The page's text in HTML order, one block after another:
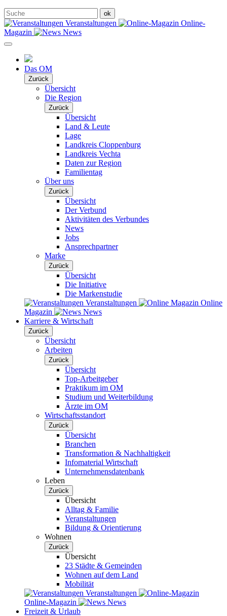
Veranstaltungen
Online-
Magazin
News
Das OM
Zurück
Übersicht
Die Region
Zurück
Übersicht
Land & Leute
Lage
Landkreis Cloppenburg
Landkreis Vechta
Daten zur Region
Familientag
Über uns
Zurück
Übersicht
Der Verbund
Aktivitäten des Verbundes
News
Jobs
Ansprechpartner
Marke
Zurück
Übersicht
Die Initiative
Die Markenstudie
Veranstaltungen
Online
Magazin
News
Karriere & Wirtschaft
Zurück
Übersicht
Arbeiten
Zurück
Übersicht
Top-Arbeitgeber
Praktikum im OM
Studium und Weiterbildung
Ärzte im OM
Wirtschaftsstandort
Zurück
Übersicht
Branchen
Transformation & Nachhaltigkeit
Infomaterial Wirtschaft
Unternehmensdatenbank
Leben
Zurück
Übersicht
Alltag & Familie
Veranstaltungen
Bildung & Orientierung
Wohnen
Zurück
Übersicht
23 Städte & Gemeinden
Wohnen auf dem Land
Mobilität
Veranstaltungen
Online-Magazin
News
Freizeit & Urlaub